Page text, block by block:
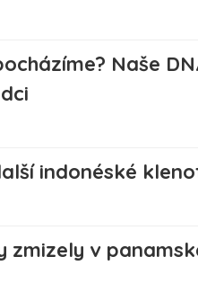
Naše
indonéské
zmizely v